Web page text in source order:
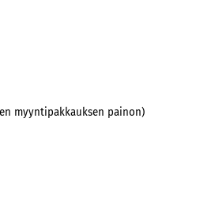
myyntipakkauksen painon)